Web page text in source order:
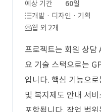
예상 기간
60일
개발 · 디자인 · 기획
웹 외 2개
프로젝트는 회원 상담
요 기술 스택으로는
입니다. 핵심 기능으
및 복지제도 안내 서비
포함됩니다. 작업 범